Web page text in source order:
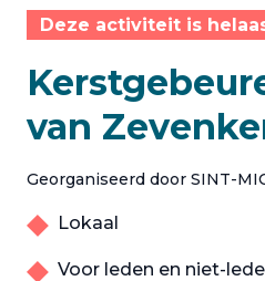
Deze activiteit is
van
Georganiseerd door SINT-
Lokaal
Voor leden en niet-